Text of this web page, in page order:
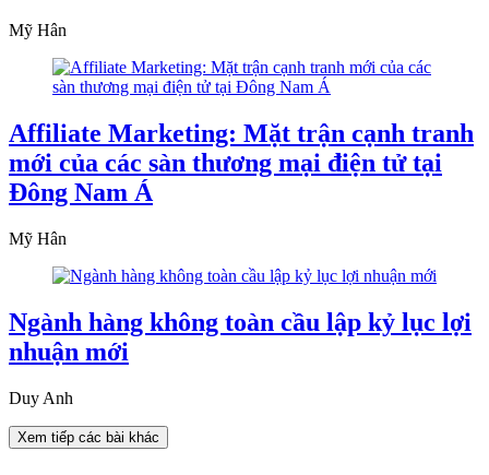
Mỹ Hân
Affiliate Marketing: Mặt trận cạnh tranh
mới của các sàn thương mại điện tử tại
Đông Nam Á
Mỹ Hân
Ngành hàng không toàn cầu lập kỷ lục lợi
nhuận mới
Duy Anh
Xem tiếp các bài khác